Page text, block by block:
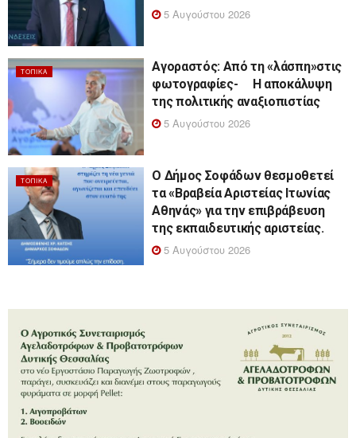
5 Αυγούστου 2026
ΤΟΠΙΚΆ
Αγοραστός: Από τη «λάσπη»στις
φωτογραφίες- Η αποκάλυψη
της πολιτικής αναξιοπιστίας
5 Αυγούστου 2026
ΤΟΠΙΚΆ
Ο Δήμος Σοφάδων θεσμοθετεί
τα «Βραβεία Αριστείας Ιτωνίας
Αθηνάς» για την επιβράβευση
της εκπαιδευτικής αριστείας.
5 Αυγούστου 2026